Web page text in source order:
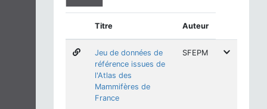
Titre Auteur
Jeu de données de
référence issues de
l'Atlas des
Mammifères de
France
SFEPM